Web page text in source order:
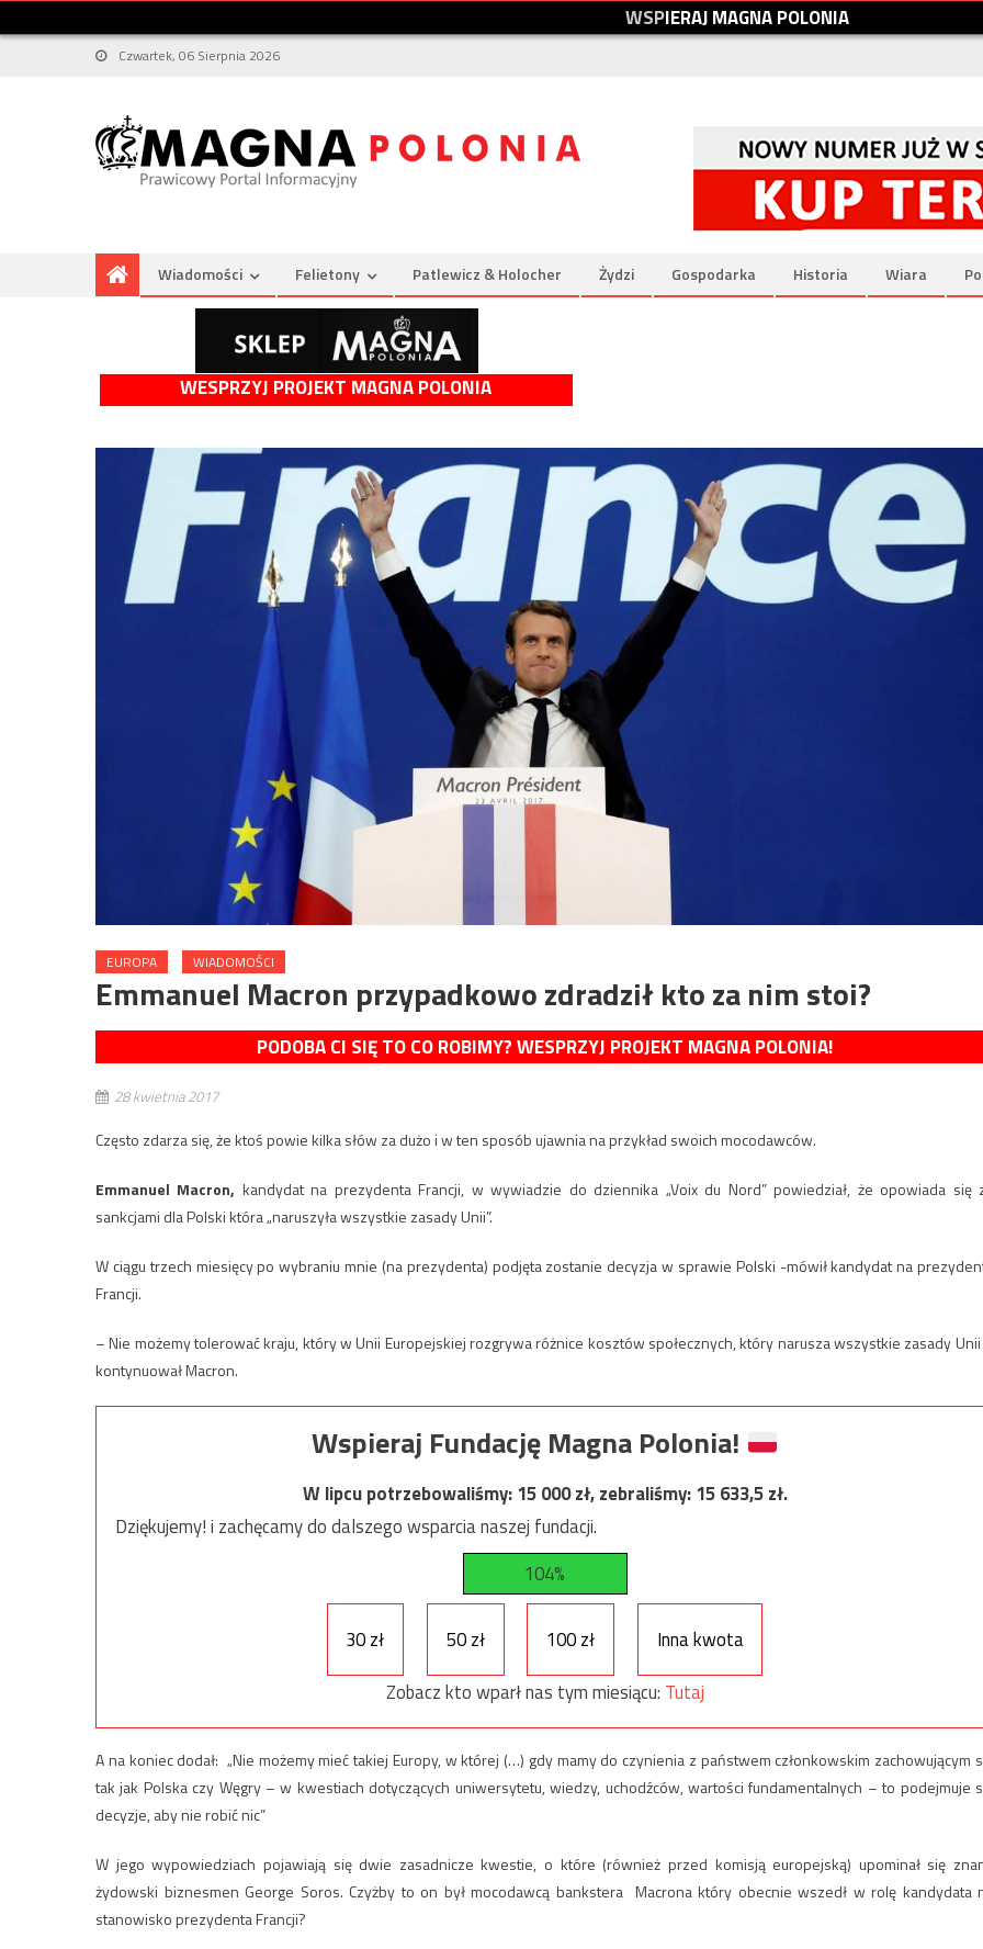
WSPIERAJMAGNAPOLONIA
Czwartek, 06 Sierpnia 2026
Wiadomości Felietony Patlewicz & Holocher Żydzi Gospodarka Historia Wiara
WESPRZYJ PROJEKT MAGNA POLONIA
EUROPA WIADOMOŚCI
Emmanuel Macron przypadkowo zdradził kto za nim stoi?
PODOBA CI SIĘ TO CO ROBIMY? WESPRZYJ PROJEKT MAGNA POLONIA!
28 kwietnia 2017
Często zdarza się, że ktoś powie kilka słów za dużo i w ten sposób ujawnia na przykład swoich mocodawców.
Emmanuel Macron, kandydat na prezydenta Francji, w wywiadzie do dziennika „Voix du Nord” powiedział, że opowiada się
sankcjami dla Polski która „naruszyła wszystkie zasady Unii”.
W ciągu trzech miesięcy po wybraniu mnie (na prezydenta) podjęta zostanie decyzja w sprawie Polski -mówił kandydat na
Francji.
– Nie możemy tolerować kraju, który w Unii Europejskiej rozgrywa różnice kosztów społecznych, który narusza wszystkie zasady
kontynuował Macron.
Wspieraj Fundację Magna Polonia!
W lipcu potrzebowaliśmy:15 000zł, zebraliśmy:15 633,5zł.
Dziękujemy! i zachęcamy do dalszego wsparcia naszej fundacji.
104%
30 zł 50 zł 100 zł
Inna kwota
Zobacz kto wparł nas tym miesiącu: Tutaj
A na koniec dodał: „Nie możemy mieć takiej Europy, w której (…) gdy mamy do czynienia z państwem członkowskim zachowującym
tak jak Polska czy Węgry – w kwestiach dotyczących uniwersytetu, wiedzy, uchodźców, wartości fundamentalnych – to podejmuje
decyzje, aby nie robić nic”
W jego wypowiedziach pojawiają się dwie zasadnicze kwestie, o które (również przed komisją europejską) upominał się
żydowski biznesmen George Soros. Czyżby to on był mocodawcą bankstera Macrona który obecnie wszedł w rolę kandydata
stanowisko prezydenta Francji?